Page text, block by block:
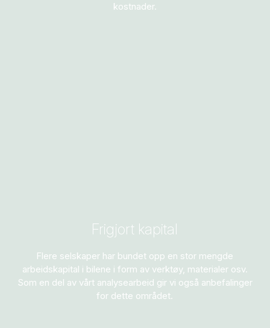
kostnader.
Frigjort kapital
Flere selskaper har bundet opp en stor mengde
arbeidskapital i bilene i form av verktøy, materialer osv.
Som en del av vårt analysearbeid gir vi også anbefalinger
for dette området.